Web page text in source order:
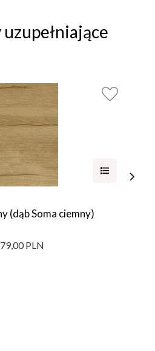
(dąb Soma ciemny)
PLN